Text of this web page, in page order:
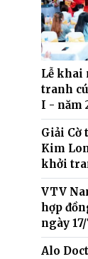
Lễ khai
tranh
I - năm
Giải Cờ
Kim
khởi
VTV
hợp
ngày
Alo